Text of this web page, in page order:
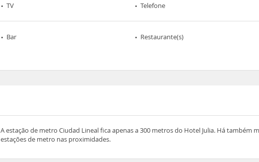
TV
Telefone
Bar Restaurante(s)
A estação de metro Ciudad Lineal fica apenas a 300 metros do Hotel Julia. Há também
estações de metro nas proximidades.